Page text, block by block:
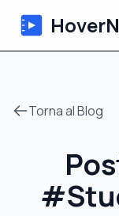
Torna al Blog
#